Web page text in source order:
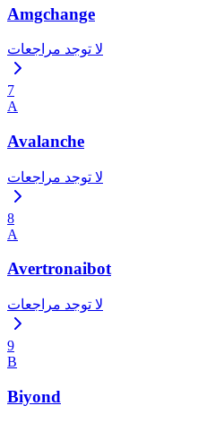
Amgchange
لا توجد مراجعات
7
A
Avalanche
لا توجد مراجعات
8
A
Avertronaibot
لا توجد مراجعات
9
B
Biyond